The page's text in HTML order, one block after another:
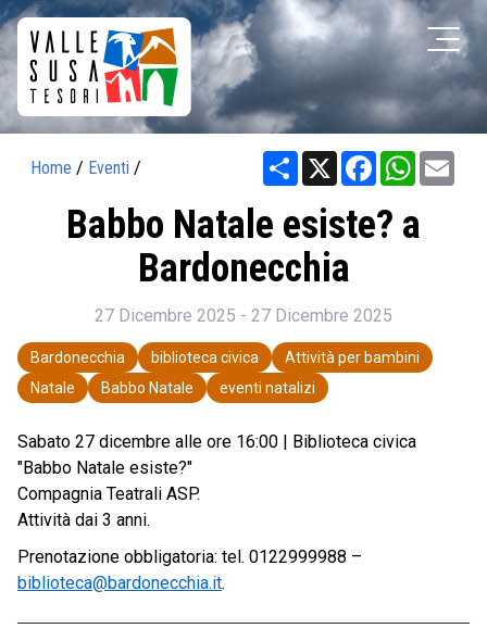
Home / Eventi / Share X Facebook
Babbo Natale esiste? a
Bardonecchia
27 Dicembre 2025 - 27 Dicembre 2025
Bardonecchia biblioteca civica
Attività per bambini
Natale
Babbo Natale eventi natalizi
Sabato 27 dicembre alle ore 16:00 | Biblioteca civica
"Babbo Natale esiste?"
Compagnia Teatrali ASP.
Attività dai 3 anni.
Prenotazione obbligatoria: tel. 0122999988 –
biblioteca@bardonecchia.it.